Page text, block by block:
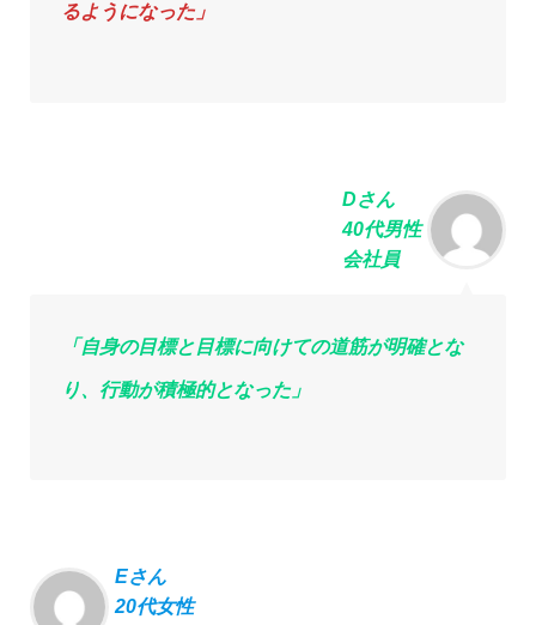
るようになった」
Dさん
40代男性
会社員
「⾃⾝の⽬標と⽬標に向けての道筋が明確とな
り、⾏動が積極的となった」
Eさん
20代女性